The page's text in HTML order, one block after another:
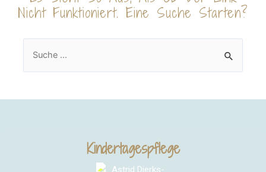
Nicht Funktioniert. Eine Suche Starten?
Kindertagespflege